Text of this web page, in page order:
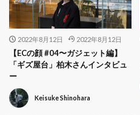
2022年8月12日 2022年8月12日
【ECの顔 #04〜ガジェット編】
「ギズ屋台」柏木さんインタビュ
ー
Keisuke Shinohara